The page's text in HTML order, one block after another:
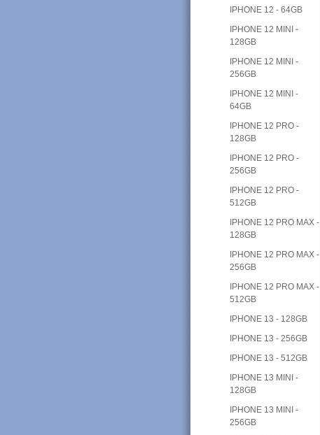
IPHONE 12 - 64GB
IPHONE 12 MINI -
128GB
IPHONE 12 MINI -
256GB
IPHONE 12 MINI -
64GB
IPHONE 12 PRO -
128GB
IPHONE 12 PRO -
256GB
IPHONE 12 PRO -
512GB
IPHONE 12 PRO MAX -
128GB
IPHONE 12 PRO MAX -
256GB
IPHONE 12 PRO MAX -
512GB
IPHONE 13 - 128GB
IPHONE 13 - 256GB
IPHONE 13 - 512GB
IPHONE 13 MINI -
128GB
IPHONE 13 MINI -
256GB